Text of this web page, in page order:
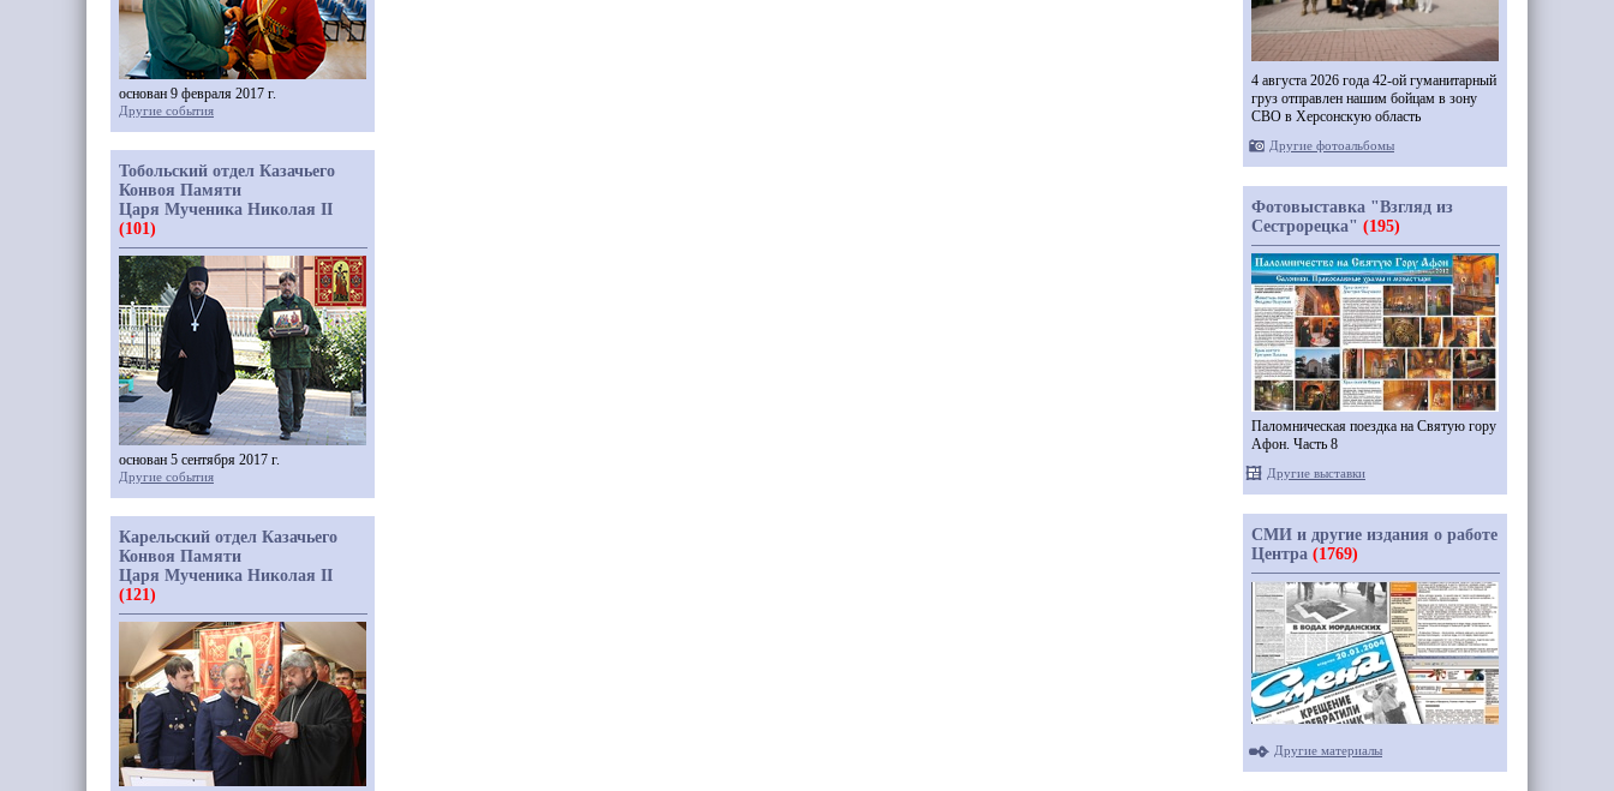
основан 9 февраля 2017 г.
Другие события
Тобольский отдел Казачьего
Конвоя Памяти
Царя Мученика Николая II
(101)
основан 5 сентября 2017 г.
Другие события
Карельский отдел Казачьего
Конвоя Памяти
Царя Мученика Николая II
(121)
4 августа 2026 года 42-ой гуманитарный
груз отправлен нашим бойцам в зону
СВО в Херсонскую область
Другие фотоальбомы
Фотовыставка "Взгляд из
Сестрорецка" (195)
Паломническая поездка на Святую гору
Афон. Часть 8
Другие выставки
СМИ и другие издания о работе
Центра (1769)
Другие материалы